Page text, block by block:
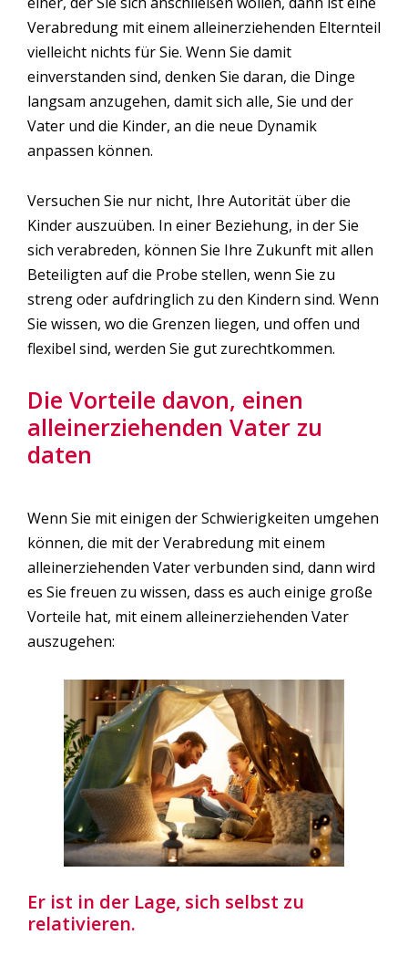
Verabredung mit einem alleinerziehenden Elternteil
vielleicht nichts für Sie. Wenn Sie damit
einverstanden sind, denken Sie daran, die Dinge
langsam anzugehen, damit sich alle, Sie und der
Vater und die Kinder, an die neue Dynamik
anpassen können.
Versuchen Sie nur nicht, Ihre Autorität über die
Kinder auszuüben. In einer Beziehung, in der Sie
sich verabreden, können Sie Ihre Zukunft mit allen
Beteiligten auf die Probe stellen, wenn Sie zu
streng oder aufdringlich zu den Kindern sind. Wenn
Sie wissen, wo die Grenzen liegen, und offen und
flexibel sind, werden Sie gut zurechtkommen.
Die Vorteile davon, einen
alleinerziehenden Vater zu
daten
Wenn Sie mit einigen der Schwierigkeiten umgehen
können, die mit der Verabredung mit einem
alleinerziehenden Vater verbunden sind, dann wird
es Sie freuen zu wissen, dass es auch einige große
Vorteile hat, mit einem alleinerziehenden Vater
auszugehen:
Er ist in der Lage, sich selbst zu
relativieren.